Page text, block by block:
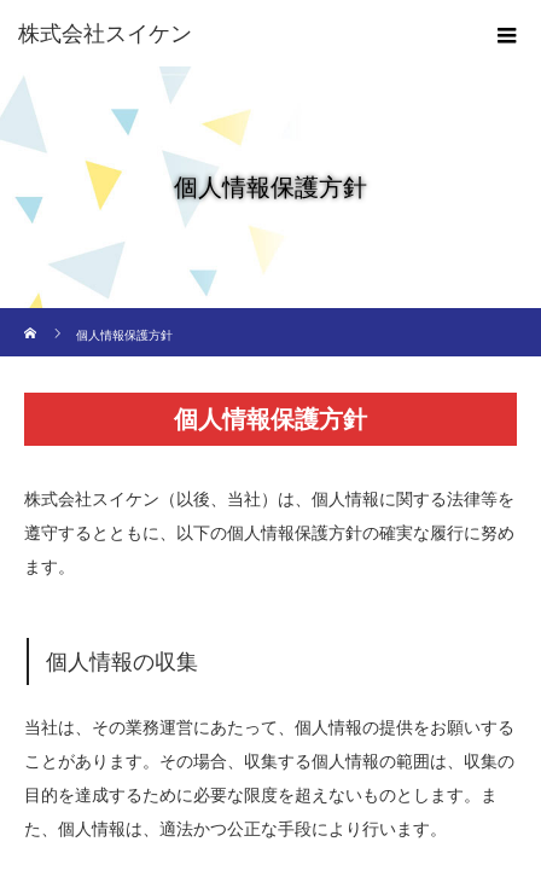
株式会社スイケン
個人情報保護方針
個人情報保護方針
個人情報保護方針
株式会社スイケン（以後、当社）は、個人情報に関する法律等を
遵守するとともに、以下の個人情報保護方針の確実な履行に努め
ます。
個人情報の収集
当社は、その業務運営にあたって、個人情報の提供をお願いする
ことがあります。その場合、収集する個人情報の範囲は、収集の
目的を達成するために必要な限度を超えないものとします。ま
た、個人情報は、適法かつ公正な手段により行います。